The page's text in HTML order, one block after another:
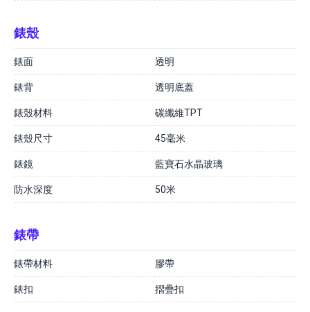
錶殼
錶面 透明
錶背 透明底蓋
錶殼材料 碳纖維TPT
錶殼尺寸 45毫米
錶鏡 藍寶石水晶玻璃
防水深度 50米
錶帶
錶帶材料 膠帶
錶扣 摺疊扣